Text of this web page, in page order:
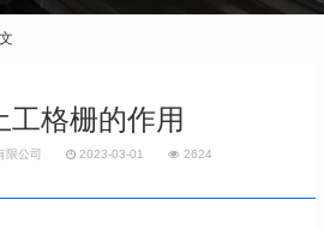
工格栅的作用
限公司 2023-03-01 2624